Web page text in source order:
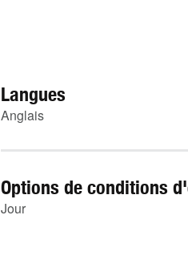
Langues
Anglais
Options de conditions
Jour